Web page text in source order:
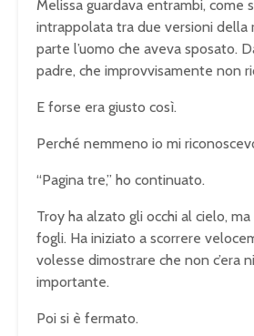
Melissa guardava entrambi, come
intrappolata tra due versioni della
parte l’uomo che aveva sposato.
padre, che improvvisamente non
E forse era giusto così.
Perché nemmeno io mi
“Pagina tre,” ho continuato.
Troy ha alzato gli occhi al cielo,
fogli. Ha iniziato a scorrere
volesse dimostrare che non c’era
importante.
Poi si è fermato.